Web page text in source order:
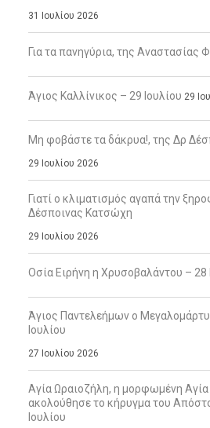
31 Ιουλίου 2026
Για τα πανηγύρια, της Αναστασίας
Άγιος Καλλίνικος – 29 Ιουλίου 29
Μη φοβάστε τα δάκρυα!, της Δρ
29 Ιουλίου 2026
Γιατί ο κλιματισμός αγαπά την
Δέσποινας Κατσώχη
29 Ιουλίου 2026
Οσία Ειρήνη η Χρυσοβαλάντου – 28
Άγιος Παντελεήμων ο
Ιουλίου
27 Ιουλίου 2026
Αγία Ωραιοζήλη, η μορφωμένη Αγία
ακολούθησε το κήρυγμα του
Ιουλίου